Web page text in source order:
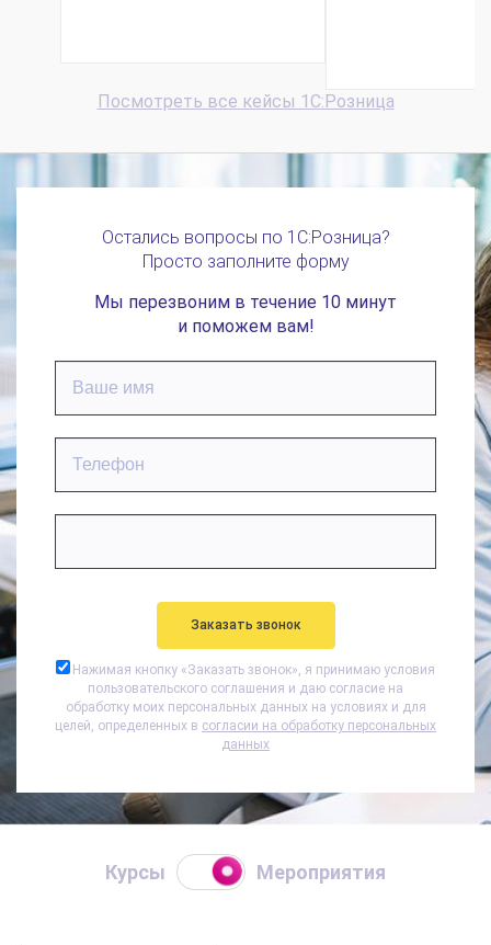
Посмотреть все кейсы 1С:Розница
Остались вопросы по 1С:Розница?
Просто заполните форму
Мы перезвоним в течение 10 минут
и поможем вам!
Нажимая кнопку «Заказать звонок», я принимаю условия
пользовательского соглашения и даю согласие на
обработку моих персональных данных на условиях и для
целей, определенных в согласии на обработку персональных
данных
Курсы Мероприятия